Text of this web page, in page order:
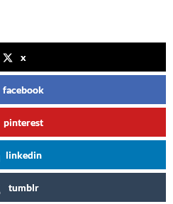
x
facebook
pinterest
linkedin
tumblr